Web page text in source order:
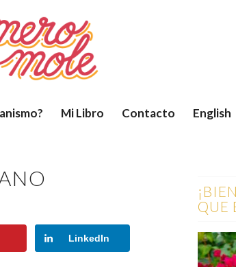
Mi Libro Contacto English
LinkedIn
QUE